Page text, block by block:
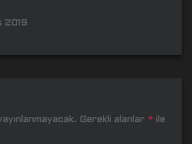
2019
Gerekli alanlar * ile